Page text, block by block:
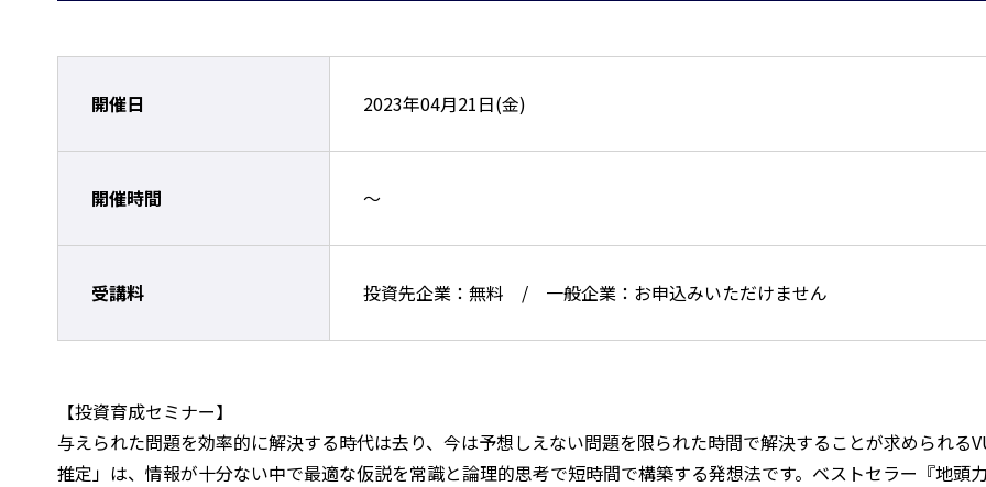
開催日 2023年04月21日(金)
開催時間 ～
受講料 投資先企業：無料 / 一般企業：お申込みいただけません
【投資育成セミナー】
与えられた問題を効率的に解決する時代は去り、今は予想しえない問題を限られた時間で解決することが求められる
推定」は、情報が十分ない中で最適な仮説を常識と論理的思考で短時間で構築する発想法です。ベストセラー『地